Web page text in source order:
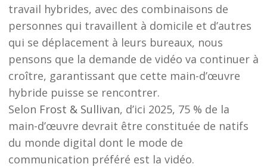
travail hybrides, avec des combinaisons de
personnes qui travaillent à domicile et d’autres
qui se déplacement à leurs bureaux, nous
pensons que la demande de vidéo va continuer à
croître, garantissant que cette main-d’œuvre
hybride puisse se rencontrer.
Selon Frost & Sullivan, d’ici 2025, 75 % de la
main-d’œuvre devrait être constituée de natifs
du monde digital dont le mode de
communication préféré est la vidéo.